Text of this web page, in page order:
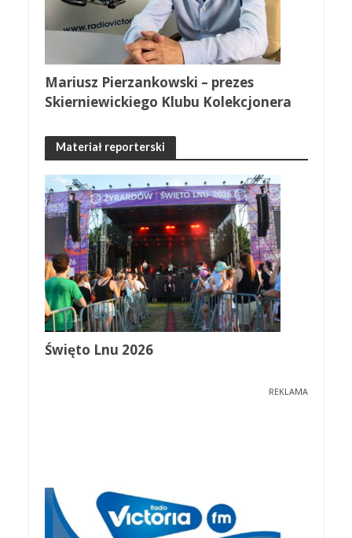
Mariusz Pierzankowski – prezes
Skierniewickiego Klubu Kolekcjonera
Materiał reporterski
Święto Lnu 2026
REKLAMA